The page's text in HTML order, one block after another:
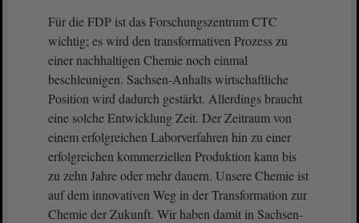
Für die FDP ist das Forschungszentrum CTC
wichtig; es wird den transformativen Prozess zu
einer nachhaltigen Chemie noch einmal
beschleunigen. Sachsen-Anhalts wirtschaftliche
Position wird dadurch gestärkt. Allerdings braucht
eine solche Entwicklung Zeit. Der Zeitraum von
einem erfolgreichen Laborverfahren hin zu einer
erfolgreichen kommerziellen Produktion kann bis
zu zehn Jahre oder mehr dauern. Unsere Chemie ist
auf dem innovativen Weg in der Transformation zur
Chemie der Zukunft. Wir haben damit in Sachsen-